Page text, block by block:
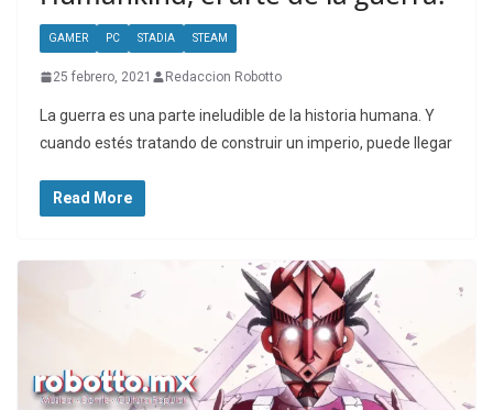
GAMER PC STADIA STEAM
25 febrero, 2021 Redaccion Robotto
La guerra es una parte ineludible de la historia humana. Y
cuando estés tratando de construir un imperio, puede llegar
Read More